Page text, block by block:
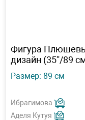
Фигура
дизайн (35''/89
Размер: 89 см
Ибрагимова
Аделя Кутуя